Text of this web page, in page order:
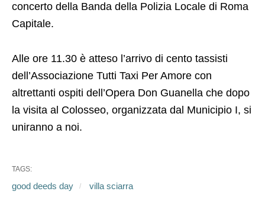
concerto della Banda della Polizia Locale di Roma
Capitale.
Alle ore 11.30 è atteso l’arrivo di cento tassisti
dell’Associazione Tutti Taxi Per Amore con
altrettanti ospiti dell’Opera Don Guanella che dopo
la visita al Colosseo, organizzata dal Municipio I, si
uniranno a noi.
TAGS:
good deeds day villa sciarra